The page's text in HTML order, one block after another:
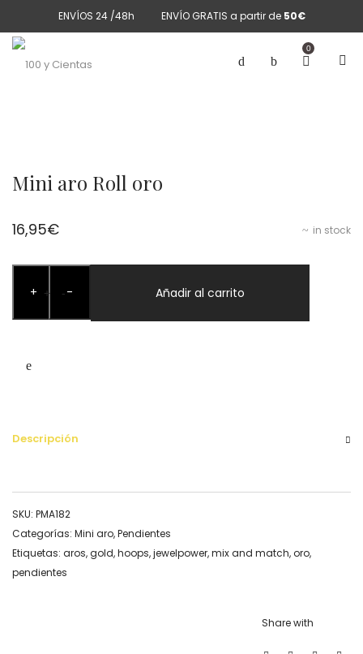
ENVÍOS 24 /48h ENVÍO GRATIS a partir de 50€
0
Mini aro Roll oro
in stock
16,95€
+ -aro
+ - Añadir al carrito
Descripción
SKU: PMA182
Categorías: Mini aro,Pendientes
Etiquetas: aros,gold,hoops,jewelpower,mix and match,oro,
pendientes
Share with